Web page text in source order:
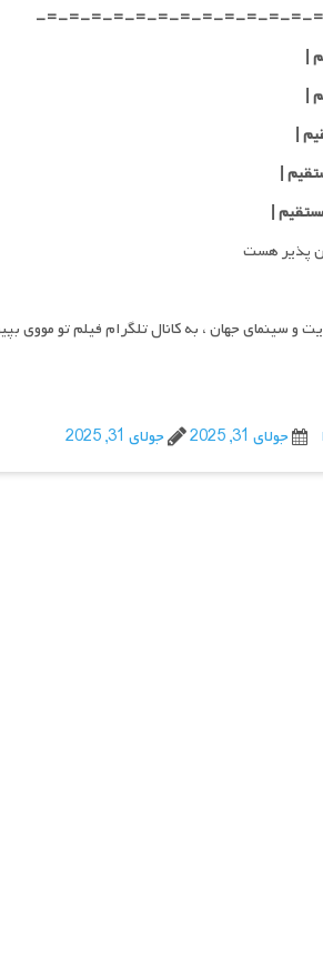
-=-=-=-=-=-=-=-=-=-=-=-=-
و سینمای جهان ، به کانال تلگرام فیلم تو مووی
جولای 31, 2025 جولای 31, 2025